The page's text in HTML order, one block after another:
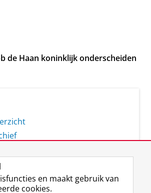
de Haan koninklijk onderscheiden
en maakt gebruik van
cookies.